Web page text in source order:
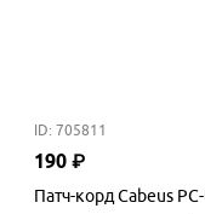
ID: 705811
190 ₽
Патч-корд Cabeus